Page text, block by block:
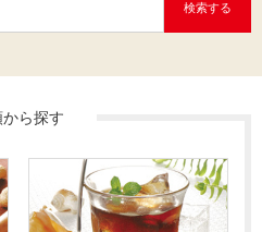
検索する
ら探す